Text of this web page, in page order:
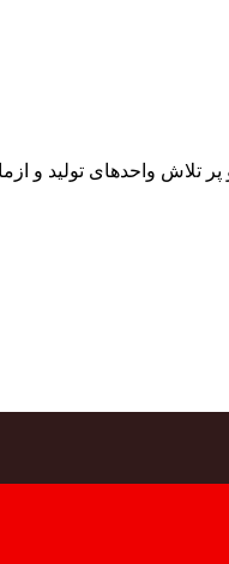
بچینگ پلانت با ظرفیت 2500 تن در کنار پرسنل